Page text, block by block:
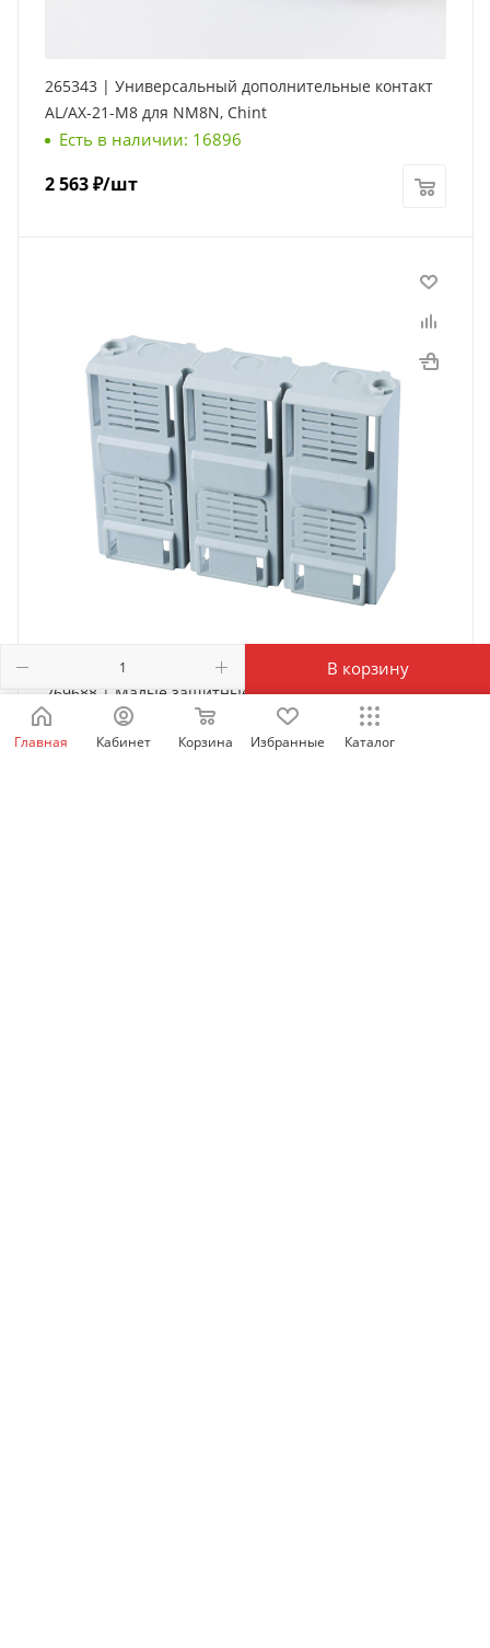
В корзину
265343 | Универсальный дополнительные контакт
AL/AX-21-M8 для NM8N, Chint
Есть в наличии: 16896
2 563₽/шт
269688 | Малые защитные крышки выводов TCВ22-
M8 для NM8N-250 3P, Chint
Есть в наличии: 1976
Главная Кабинет Корзина Избранные Каталог